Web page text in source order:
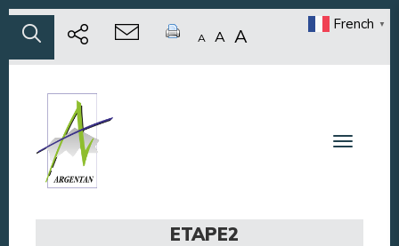
A A A
French ▼
Toggle
ETAPE2